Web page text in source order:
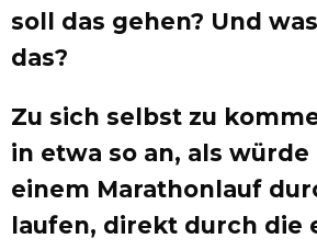
soll das gehen? Und
das?
Zu sich selbst zu
in etwa so an, als würde
einem Marathonlauf
laufen, direkt durch die